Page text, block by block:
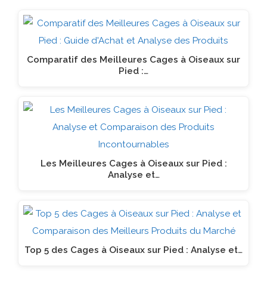
Comparatif des Meilleures Cages à Oiseaux sur
Pied :…
Les Meilleures Cages à Oiseaux sur Pied :
Analyse et…
Top 5 des Cages à Oiseaux sur Pied : Analyse et…